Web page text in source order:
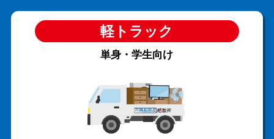
軽トラック
単身・学生向け